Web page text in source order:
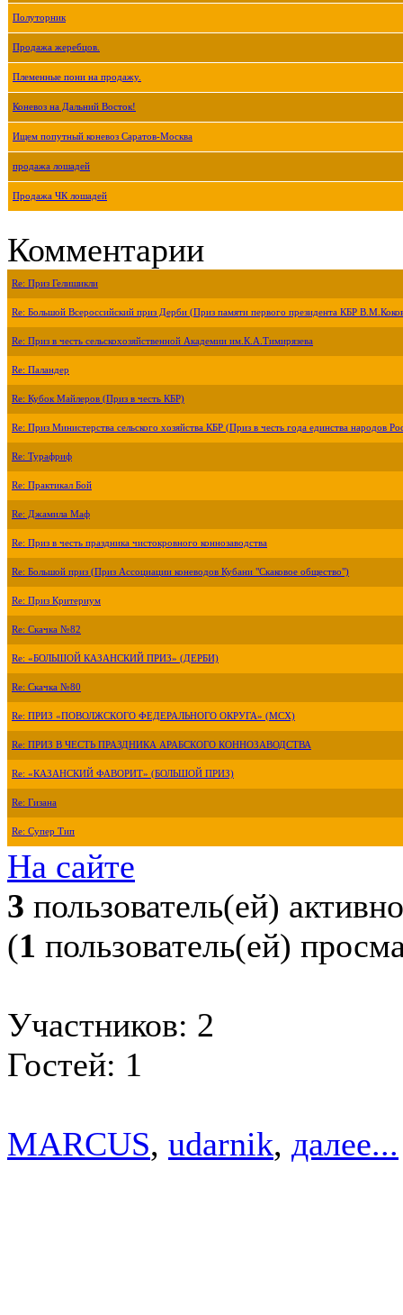
Полуторник
Продажа жеребцов.
Племенные пони на продажу.
Коневоз на Дальний Восток!
Ищем попутный коневоз Саратов-Москва
продажа лошадей
Продажа ЧК лошадей
Комментарии
Re: Приз Гелишикли
Re: Большой Всероссийский приз Дерби (Приз памяти первого президента КБР
Re: Приз в честь сельскохозяйственной Академии им.К.А.Тимирязева
Re: Паландер
Re: Кубок Майлеров (Приз в честь КБР)
Re: Приз Министерства сельского хозяйства КБР (Приз в честь года единства народов
Re: Турафриф
Re: Практикал Бой
Re: Джамила Маф
Re: Приз в честь праздника чистокровного коннозаводства
Re: Большой приз (Приз Ассоциации коневодов Кубани "Скаковое общество")
Re: Приз Критериум
Re: Скачка №82
Re: «БОЛЬШОЙ КАЗАНСКИЙ ПРИЗ» (ДЕРБИ)
Re: Скачка №80
Re: ПРИЗ «ПОВОЛЖСКОГО ФЕДЕРАЛЬНОГО ОКРУГА» (МСХ)
Re: ПРИЗ В ЧЕСТЬ ПРАЗДНИКА АРАБСКОГО КОННОЗАВОДСТВА
Re: «КАЗАНСКИЙ ФАВОРИТ» (БОЛЬШОЙ ПРИЗ)
Re: Гизана
Re: Супер Тип
На сайте
3 пользователь(ей) активно
(1 пользователь(ей)
Участников: 2
Гостей: 1
MARCUS, udarnik, далее...